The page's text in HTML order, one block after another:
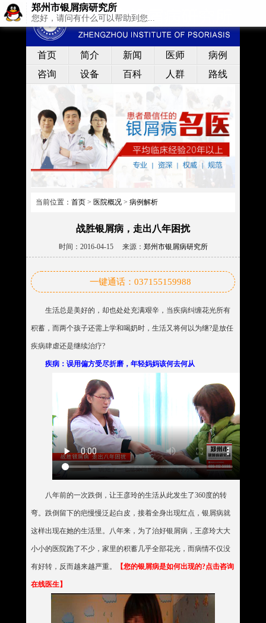
首页 简介 新闻 医师
病例
咨询
设备 百科 人群 路线
当前位置： 首页 > 医院概况 > 病例解析
战胜银屑病，走出八年困扰
时间：2016-04-15 来源： 郑州市银屑病研究所
一键通话：037155159988
生活总是美好的，却也处处充满艰辛，当疾病纠缠花光所有
积蓄，而两个孩子还需上学和喝奶时，生活又将何以为继?是放任
疾病肆虐还是继续治疗?
疾病：误用偏方受尽折磨，年轻妈妈该何去何从
八年前的一次跌倒，让王彦玲的生活从此发生了360度的转
弯。跌倒留下的疤慢慢泛起白皮，接着全身出现红点，银屑病就
这样出现在她的生活里。八年来，为了治好银屑病，王彦玲大大
小小的医院跑了不少，家里的积蓄几乎全部花光，而病情不仅没
有好转，反而越来越严重。 【您的银屑病是如何出现的?点击咨询
在线医生】
郑州市银屑病研究所
您好，请问有什么可以帮助到您...